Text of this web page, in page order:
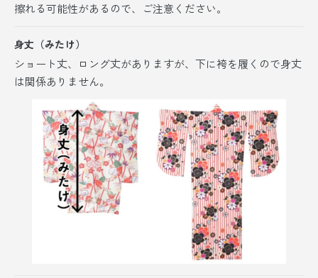
擦れる可能性があるので、ご注意ください。
身丈（みたけ）
ショート丈、ロング丈がありますが、 下に袴を履くので身丈
は関係ありません。